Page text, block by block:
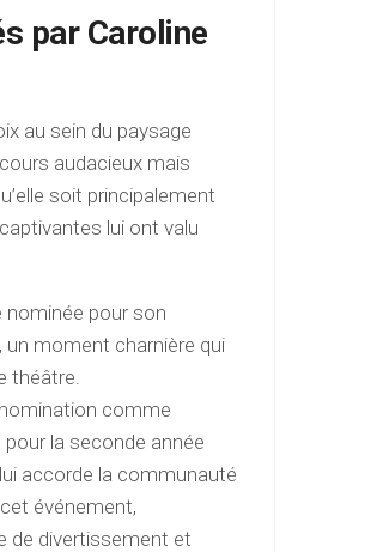
par Caroline
au sein du paysage
audacieux mais
soit principalement
lui ont valu
nominée pour son
un moment charnière qui
théâtre.
comme
la seconde année
accorde la communauté
événement,
de divertissement et